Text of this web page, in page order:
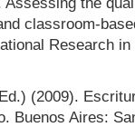
classroom-
Research
(2009).
Buenos Aires: